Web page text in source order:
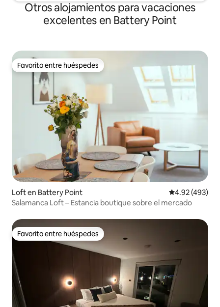
Otros alojamientos para vacaciones
excelentes en Battery Point
Favorito entre huéspedes
Favorito entre huéspedes
Loft en Battery Point Calificación
4.92 (493)
Salamanca Loft – Estancia boutique sobre el mercado
Favorito entre huéspedes
Favorito entre huéspedes